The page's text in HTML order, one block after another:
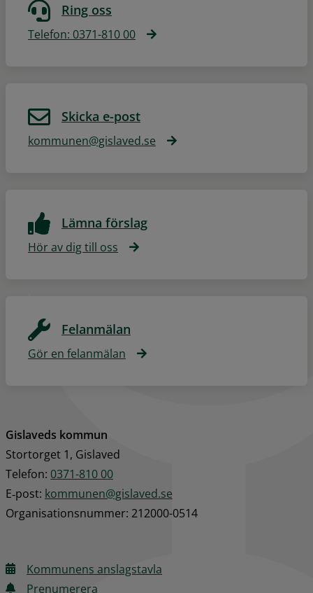
Ring oss
Telefon: 0371-810 00
Skicka e-post
kommunen@gislaved.se
Lämna förslag
Hör av dig till oss
Felanmälan
Gör en felanmälan
Gislaveds kommun
Stortorget 1, Gislaved
Telefon: 0371-810 00
E‑post: kommunen@gislaved.se
Organisationsnummer: 212000-0514
Kommunens anslagstavla
Prenumerera